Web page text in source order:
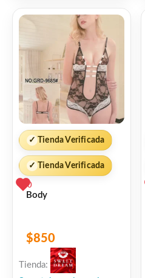
✓ Tienda Verificada
✓ Tienda Verificada
0
Body
$850
Tienda: